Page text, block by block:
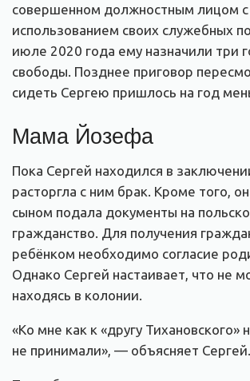
совершенном должностным лицом с
использованием своих служебных
июле 2020 года ему назначили три
свободы. Позднее приговор
сидеть Сергею пришлось на год
Мама Йозефа
Пока Сергей находился в
расторгла с ним брак. Кроме того,
сыном подала документы на
гражданство. Для получения
ребёнком необходимо согласие
Однако Сергей настаивает, что не
находясь в колонии.
«Ко мне как к «другу Тихановского»
не принимали», — объясняет Сергей.